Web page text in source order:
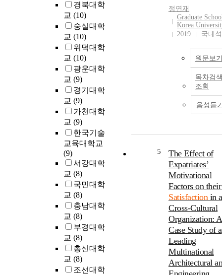
경북대학
교 (10)
숭실대학
교 (10)
위덕대학
교 (10)
광운대학
교 (9)
경기대학
교 (9)
가천대학
교 (9)
한국기술
교육대학교
(9)
서강대학
교 (8)
국민대학
교 (8)
충남대학
교 (8)
부경대학
교 (8)
총신대학
교 (8)
조선대학
정연재
Graduate
Korea
2019
국내
원문보
목차검
조회
음성듣
5
The Effect of
Expatriates’
Motivational
Factors on
Satisfactionin a
Cross-Cultural
Organization: A
Case Study of a
Leading
Multinational
Architectural